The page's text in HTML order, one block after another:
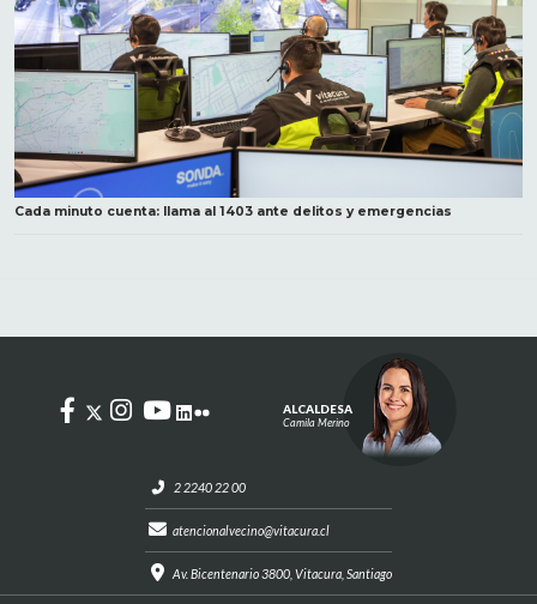
Cada minuto cuenta: llama al 1403 ante delitos y emergencias
2 2240 22 00
atencionalvecino@vitacura.cl
Av. Bicentenario 3800, Vitacura, Santiago
ALCALDESA
Camila Merino